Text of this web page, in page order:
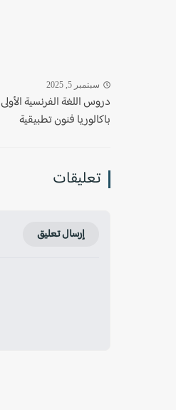
سبتمبر 5, 2025
دروس اللغة الفرنسية الأولى
باكالوريا فنون تطبيقية
تعليقات
إرسال تعليق